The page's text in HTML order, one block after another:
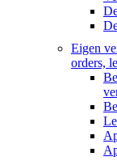
Eigen
orders,